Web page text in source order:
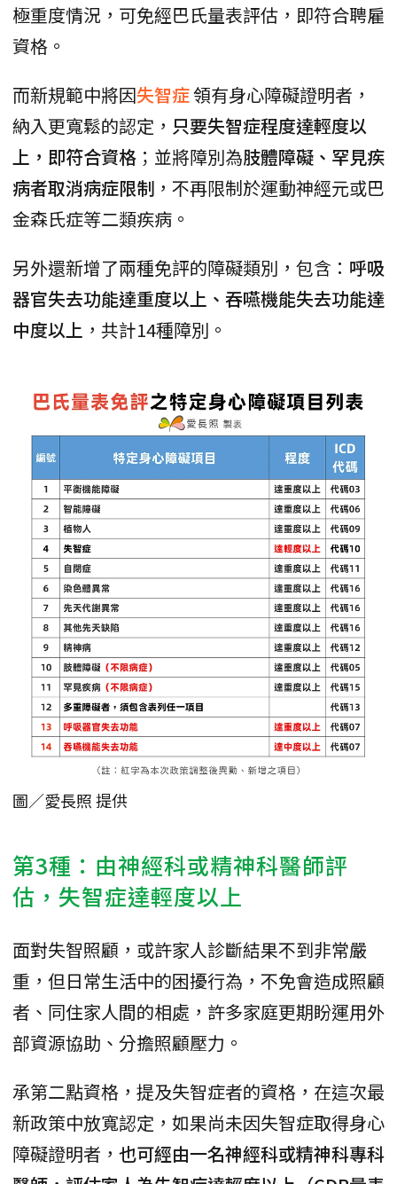
極重度情況，可免經巴氏量表評估，即符合聘雇
資格。
而新規範中將因失智症領有身心障礙證明者，
納入更寬鬆的認定， 只要失智症程度達輕度以
上，即符合資格 ；並將障別為肢體障礙、罕見疾
病者取消病症限制 ，不再限制於運動神經元或巴
金森氏症等二類疾病。
另外還新增了兩種免評的障礙類別，包含： 呼吸
器官失去功能達重度以上、吞嚥機能失去功能達
中度以上 ，共計14種障別。
圖／愛長照 提供
第3種：由神經科或精神科醫師評
估，失智症達輕度以上
面對失智照顧，或許家人診斷結果不到非常嚴
重，但日常生活中的困擾行為，不免會造成照顧
者、同住家人間的相處，許多家庭更期盼運用外
部資源協助、分擔照顧壓力。
承第二點資格，提及失智症者的資格，在這次最
新政策中放寬認定，如果尚未因失智症取得身心
障礙證明者， 也可經由一名神經科或精神科專科